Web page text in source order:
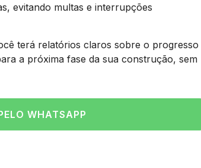
evitando multas e interrupções
terá relatórios claros sobre o progresso
a próxima fase da sua construção, sem
WHATSAPP